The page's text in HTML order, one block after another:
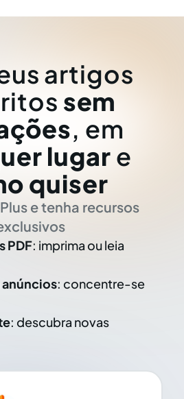
artigos
sem
, em
lugar e
quiser
e tenha recursos
PDF: imprima ou leia
anúncios: concentre-se
: descubra novas